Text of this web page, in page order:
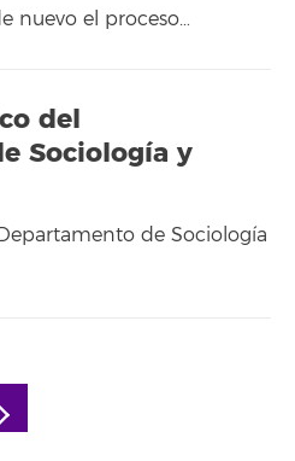
nuevo el proceso…
del
Sociología y
de Sociología